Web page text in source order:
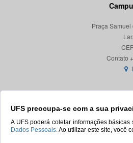
UFS preocupa-se com a sua
A UFS poderá coletar informações
Dados Pessoais.Ao utilizar este site, você
Praça Samuel